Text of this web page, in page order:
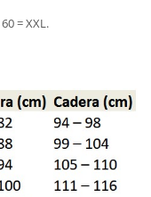
= XXL.